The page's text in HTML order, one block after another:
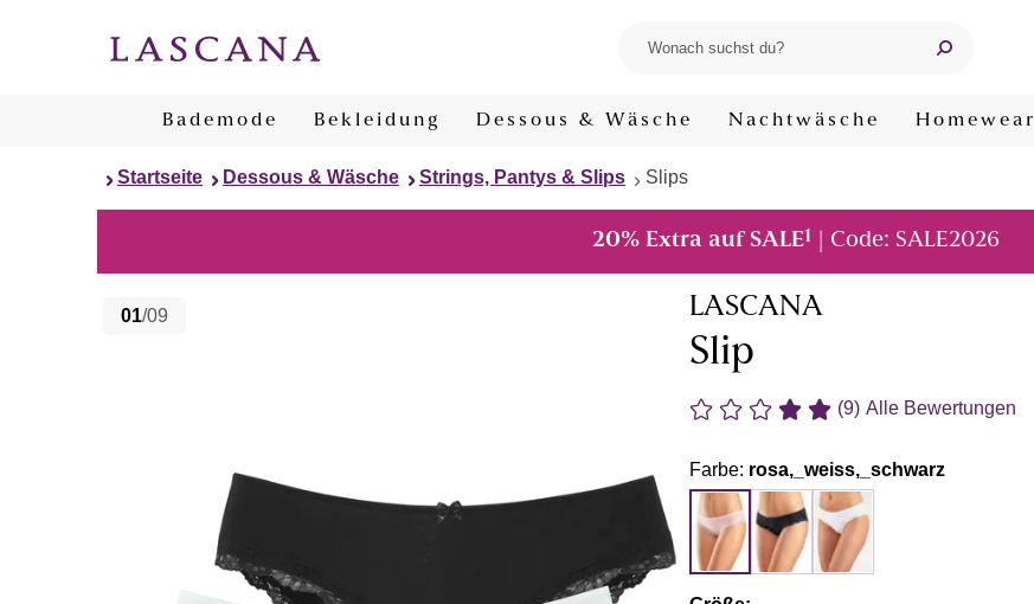
Bademode Bekleidung Dessous & Wäsche Nachtwäsche Homewear
Startseite Dessous & Wäsche Strings, Pantys & Slips Slips
20% Extra auf SALE1 | Code: SALE2026
01/09 LASCANA
Slip
(9) Alle Bewertungen
Farbe: rosa,_weiss,_schwarz